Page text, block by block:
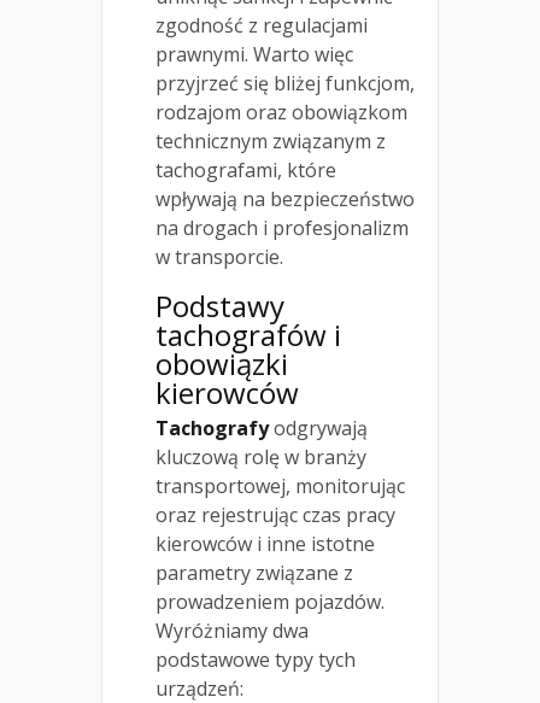
zgodność z regulacjami
prawnymi. Warto więc
przyjrzeć się bliżej funkcjom,
rodzajom oraz obowiązkom
technicznym związanym z
tachografami, które
wpływają na bezpieczeństwo
na drogach i profesjonalizm
w transporcie.
Podstawy
tachografów i
obowiązki
kierowców
Tachografyodgrywają
kluczową rolę w branży
transportowej, monitorując
oraz rejestrując czas pracy
kierowców i inne istotne
parametry związane z
prowadzeniem pojazdów.
Wyróżniamy dwa
podstawowe typy tych
urządzeń: